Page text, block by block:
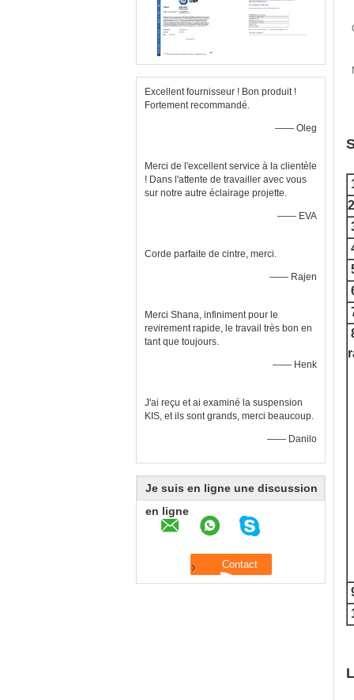
Excellent fournisseur ! Bon produit !
Fortement recommandé.
—— Oleg
Merci de l'excellent service à la clientèle
! Dans l'attente de travailler avec vous
sur notre autre éclairage projette.
—— EVA
Corde parfaite de cintre, merci.
—— Rajen
Merci Shana, infiniment pour le
revirement rapide, le travail très bon en
tant que toujours.
—— Henk
J'ai reçu et ai examiné la suspension
KIS, et ils sont grands, merci beaucoup.
—— Danilo
Je suis en ligne une discussion
en ligne